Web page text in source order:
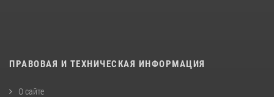
ПРАВОВАЯ И ТЕХНИЧЕСКАЯ ИНФОРМАЦИЯ
О сайте